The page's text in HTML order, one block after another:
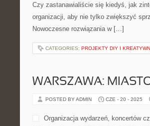
Czy zastanawialiście się kiedyś, jak
organizacji, aby nie tylko zwiększyć
Nowoczesne rozwiązania w […]
CATEGORIES: PROJEKTY DIY I
WARSZAWA:
POSTED BY ADMIN CZE - 20 - 2025
Organizacja wydarzeń, koncertów